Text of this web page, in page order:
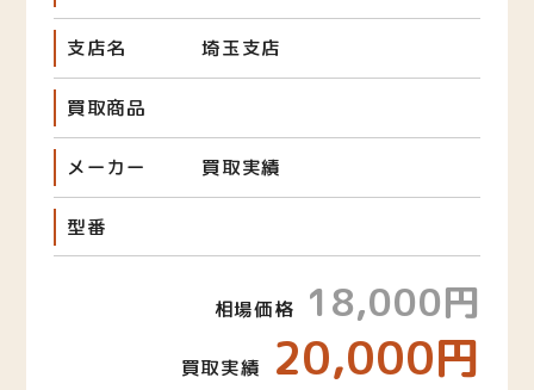
支店名 埼玉支店
買取商品
メーカー 買取実績
型番
相場価格 18,000円
買取実績 20,000円